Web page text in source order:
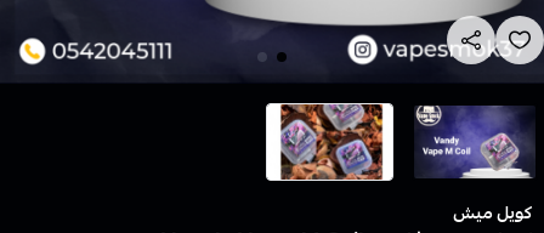
كويل ميش